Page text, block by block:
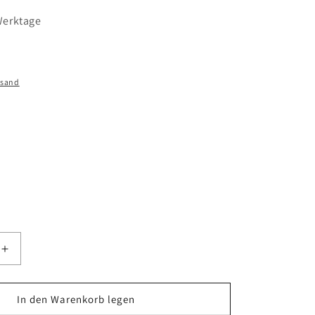
Erhöhe
die
Menge
fürIn den Warenkorb legen